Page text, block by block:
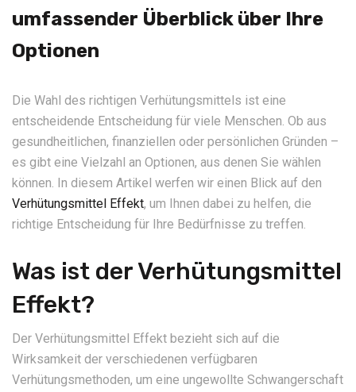
umfassender Überblick über Ihre
Optionen
Die Wahl des richtigen Verhütungsmittels ist eine
entscheidende Entscheidung für viele Menschen. Ob aus
gesundheitlichen, finanziellen oder persönlichen Gründen –
es gibt eine Vielzahl an Optionen, aus denen Sie wählen
können. In diesem Artikel werfen wir einen Blick auf den
Verhütungsmittel Effekt, um Ihnen dabei zu helfen, die
richtige Entscheidung für Ihre Bedürfnisse zu treffen.
Was ist der Verhütungsmittel
Effekt?
Der Verhütungsmittel Effekt bezieht sich auf die
Wirksamkeit der verschiedenen verfügbaren
Verhütungsmethoden, um eine ungewollte Schwangerschaft